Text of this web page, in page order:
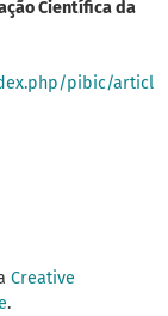
Científica da
pibic/articl
Creative
.